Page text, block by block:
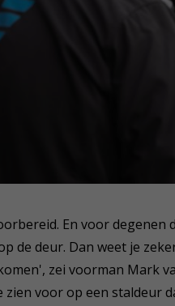
En voor degenen
de deur. Dan weet je
zei voorman Mark
zien voor op een staldeur